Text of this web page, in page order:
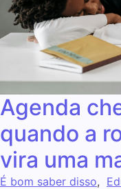
Agenda
quando a
vira uma
É bom saber disso,